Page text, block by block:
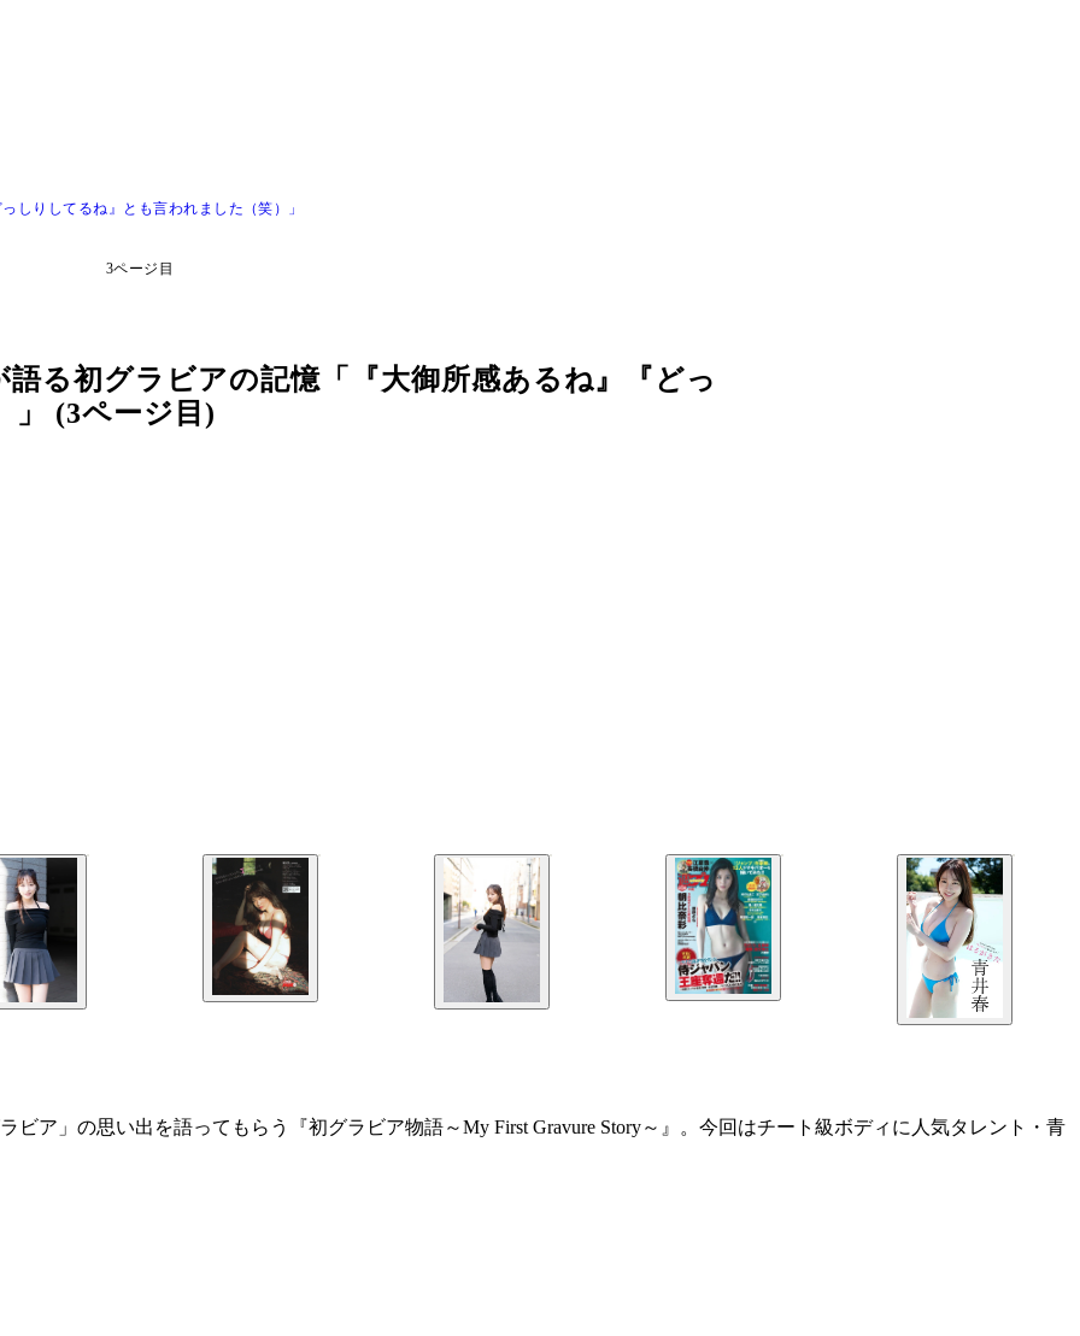
しりしてるね』とも言われました（笑）」
3ページ目
る初グラビアの記憶「『大御所感あるね』『どっ
」 (3ページ目)
ア」の思い出を語ってもらう『初グラビア物語～My First Gravure Story～』。今回はチート級ボディに人気タレント・青